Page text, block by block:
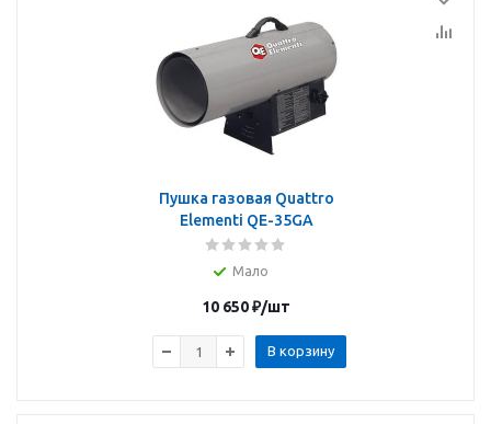
Пушка газовая Quattro
Elementi QE-35GA
Мало
10 650₽/шт
В корзину